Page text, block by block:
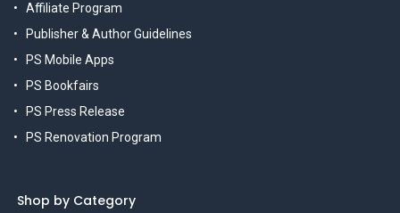
Affiliate Program
Publisher & Author Guidelines
PS Mobile Apps
PS Bookfairs
PS Press Release
PS Renovation Program
Shop by Category